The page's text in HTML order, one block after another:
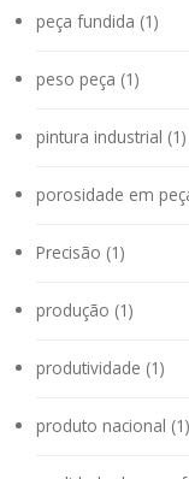
peça fundida (1)
peso peça (1)
pintura industrial (1)
porosidade em
Precisão (1)
produção (1)
produtividade (1)
produto nacional (1)